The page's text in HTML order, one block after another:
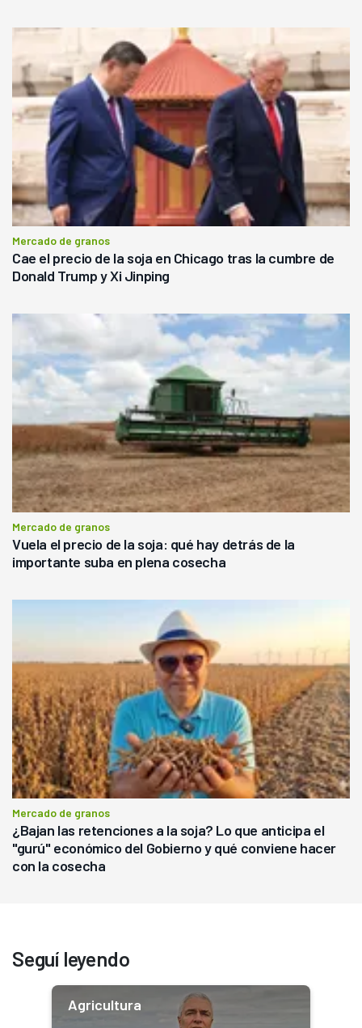
Mercado de granos
Cae el precio de la soja en Chicago tras la cumbre de
Donald Trump y Xi Jinping
Mercado de granos
Vuela el precio de la soja: qué hay detrás de la
importante suba en plena cosecha
Mercado de granos
¿Bajan las retenciones a la soja? Lo que anticipa el
"gurú" económico del Gobierno y qué conviene hacer
con la cosecha
Seguí leyendo
Agricultura